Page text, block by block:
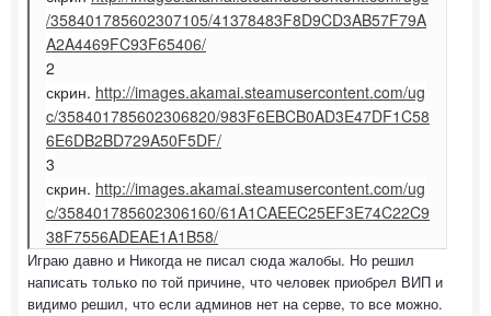
/358401785602307105/41378483F8D9CD3AB57F79A
A2A4469FC93F65406/
2
скрин. http://images.akamai.steamusercontent.com/ug
c/358401785602306820/983F6EBCB0AD3E47DF1C58
6E6DB2BD729A50F5DF/
3
скрин. http://images.akamai.steamusercontent.com/ug
c/358401785602306160/61A1CAEEC25EF3E74C22C9
38F7556ADEAE1A1B58/
Играю давно и Никогда не писал сюда жалобы. Но решил
написать только по той причине, что человек приобрел ВИП и
видимо решил, что если админов нет на серве, то все можно.